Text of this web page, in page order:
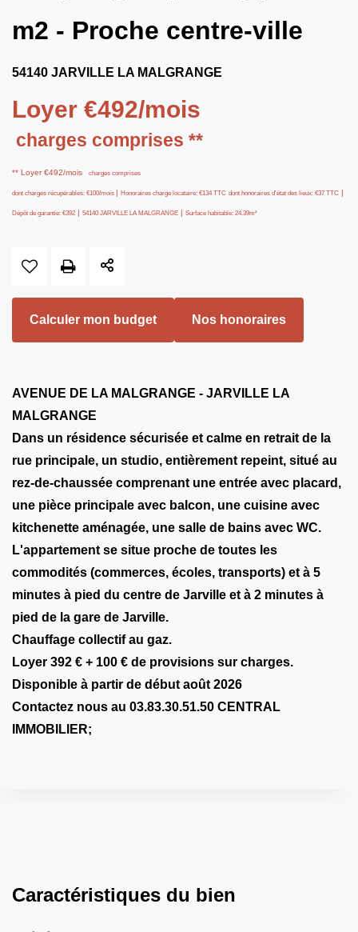
m2 - Proche centre-ville
54140 JARVILLE LA MALGRANGE
Loyer €492/mois
charges comprises **
** Loyer €492/mois charges comprises
dont charges récupérables: €100/mois | Honoraires charge locataire: €134 TTC dont honoraires d'état des lieux: €37 TTC |
Dépôt de garantie: €392 | 54140 JARVILLE LA MALGRANGE | Surface habitable: 24.39m²
Calculer mon budget Nos honoraires
AVENUE DE LA MALGRANGE - JARVILLE LA
MALGRANGE
Dans un résidence sécurisée et calme en retrait de la
rue principale, un studio, entièrement repeint, situé au
rez-de-chaussée comprenant une entrée avec placard,
une pièce principale avec balcon, une cuisine avec
kitchenette aménagée, une salle de bains avec WC.
L'appartement se situe proche de toutes les
commodités (commerces, écoles, transports) et à 5
minutes à pied du centre de Jarville et à 2 minutes à
pied de la gare de Jarville.
Chauffage collectif au gaz.
Loyer 392 € + 100 € de provisions sur charges.
Disponible à partir de début août 2026
Contactez nous au 03.83.30.51.50 CENTRAL
IMMOBILIER;
Caractéristiques du bien